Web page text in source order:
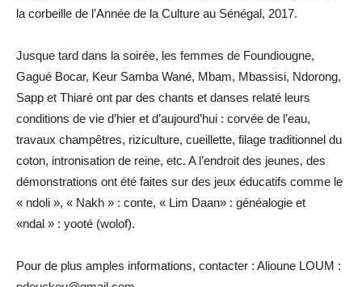
la corbeille de l’Année de la Culture au Sénégal, 2017.
Jusque tard dans la soirée, les femmes de Foundiougne,
Gagué Bocar, Keur Samba Wané, Mbam, Mbassisi, Ndorong,
Sapp et Thiaré ont par des chants et danses relaté leurs
conditions de vie d’hier et d’aujourd’hui : corvée de l’eau,
travaux champêtres, riziculture, cueillette, filage traditionnel du
coton, intronisation de reine, etc. A l’endroit des jeunes, des
démonstrations ont été faites sur des jeux éducatifs comme le
« ndoli », « Nakh » : conte, « Lim Daan» : généalogie et
«ndal » : yooté (wolof).
Pour de plus amples informations, contacter : Alioune LOUM :